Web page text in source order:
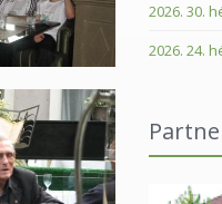
2026. 30.
2026. 24.